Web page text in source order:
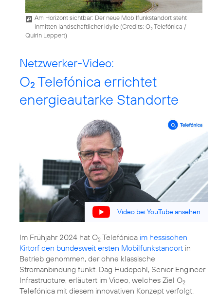
Am Horizont sichtbar: Der neue Mobilfunkstandort steht
inmitten landschaftlicher Idylle (Credits: O2Telefónica /
Quirin Leppert)
Netzwerker-Video:
O2 Telefónica errichtet
energieautarke Standorte
Video bei YouTube ansehen
Im Frühjahr 2024 hat O2 Telefónica im hessischen
Kirtorf den bundesweit ersten Mobilfunkstandort in
Betrieb genommen, der ohne klassische
Stromanbindung funkt. Dag Hüdepohl, Senior Engineer
Infrastructure, erläutert im Video, welches Ziel O2
Telefónica mit diesem innovativen Konzept verfolgt.